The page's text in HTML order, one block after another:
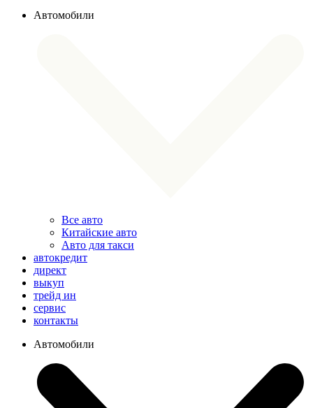
Автомобили
Все авто
Китайские авто
Авто для такси
автокредит
директ
выкуп
трейд ин
сервис
контакты
Автомобили